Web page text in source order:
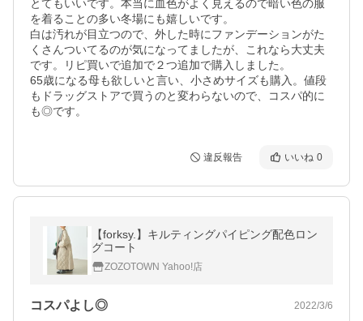
とてもいいです。本当に血色がよく見えるので暗い色の服
を着ることの多い冬場にも嬉しいです。
白は汚れが目立つので、外した時にファンデーションがた
くさんついてるのが気になってましたが、これなら大丈夫
です。リピ買いで追加で２つ追加で購入しました。
65歳になる母も欲しいと言い、小さめサイズも購入。値段
もドラッグストアで買うのと変わらないので、コスパ的に
も◎です。
違反報告 いいね 0
【forksy.】キルティングパイピング配色ロン
グコート
ZOZOTOWN Yahoo!店
コスパよし◎ 2022/3/6